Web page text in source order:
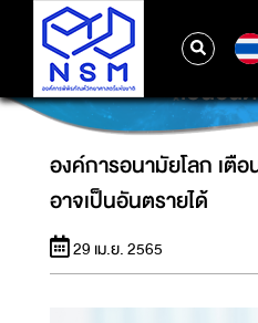
องค์การอนามัยโลก เตื
เป็นอัน
องค์การอนามัยโลก เตื
อาจเป็นอันตรายได้
29 เม.ย. 2565